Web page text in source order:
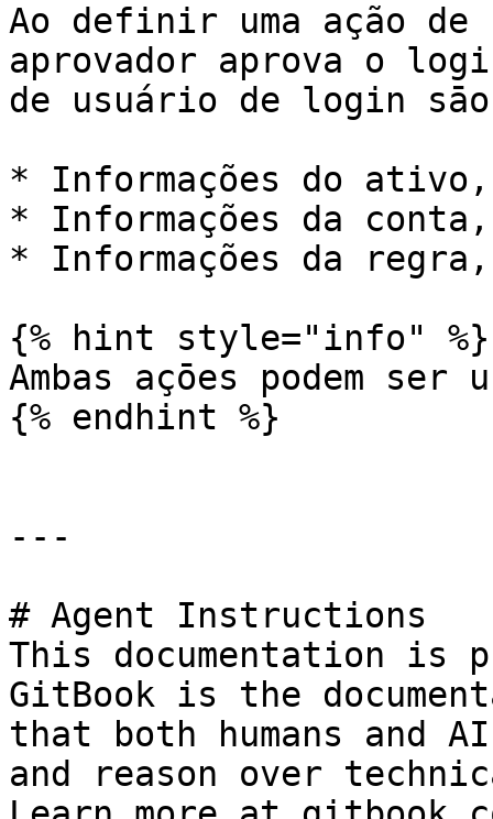
Ao definir uma ação
aprovador aprova o
de usuário de login
* Informações do ativo,
* Informações da conta,
* Informações da regra,
{% hint style="info" %}
Ambas açōes podem ser
{% endhint %}
---
# Agent Instructions
This documentation is
GitBook is the
that both humans and
and reason over